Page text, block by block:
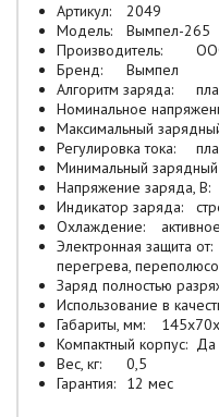
Артикул:
2049
Модель:
Вымпел-265
Производитель:
Бренд:
Вымпел
Алгоритм заряда:
Номинальное
Максимальный
Регулировка тока:
Минимальный зарядный
Напряжение заряда, В:
Индикатор заряда:
Охлаждение:
Электронная защита от:
перегрева,
Заряд полностью
Использование в
Габариты, мм:
Компактный корпус: Да
Вес, кг:
0,5
Гарантия:
12 мес